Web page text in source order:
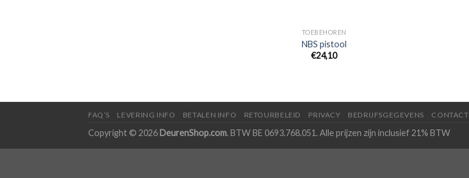
TOEBEHOREN
NBS pistool
€24,10
FAQ’S LEVERING INFO BETALEN INFO RETOURBELEID PRIVACY BEDRIJFSGEGEVENS CONTACT
Copyright © 2026 DeurenShop.com. BTW BE 0693.768.051. Alle prijzen zijn inclusief 21% BTW